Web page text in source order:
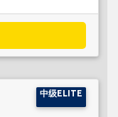
中级ELITE